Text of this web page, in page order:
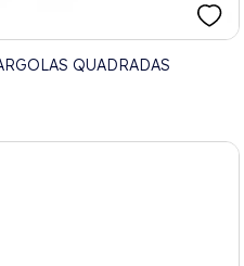
QUADRADAS